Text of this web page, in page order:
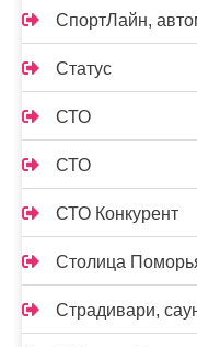
СпортЛайн,
Статус
СТО
СТО
СТО Конкурент
Столица
Страдивари,